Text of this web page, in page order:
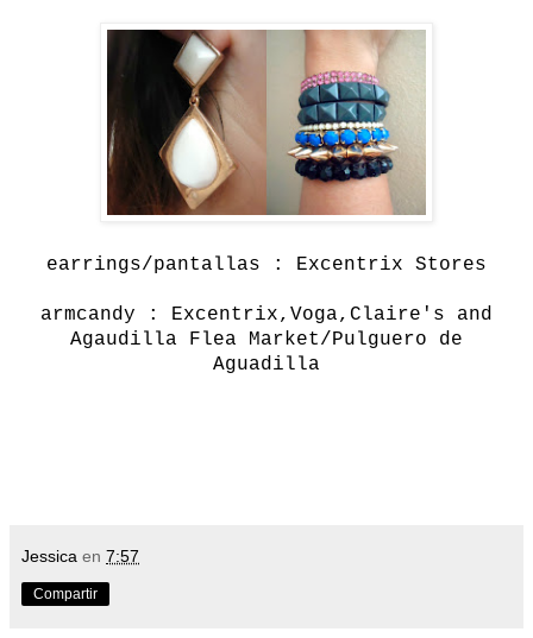
earrings/pantallas : Excentrix Stores
armcandy : Excentrix,Voga,Claire's and
Agaudilla Flea Market/Pulguero de
Aguadilla
Jessica en 7:57
Compartir